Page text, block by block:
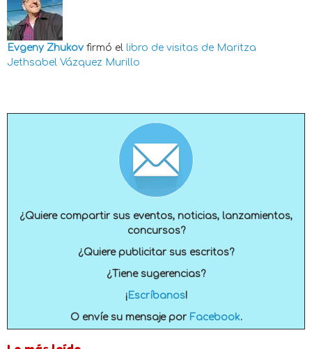
Evgeny Zhukov firmó el libro de visitas de Maritza
Jethsabel Vázquez Murillo
¿Quiere compartir sus eventos, noticias, lanzamientos,
concursos?
¿Quiere publicitar sus escritos?
¿Tiene sugerencias?
¡ Escríbanos!
O envíe su mensaje por Facebook.